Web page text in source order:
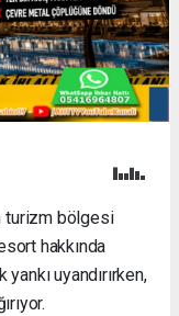
turizm bölgesi
hakkında
uyandırırken,